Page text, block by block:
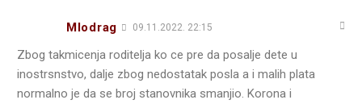
MIodrag 09.11.2022. 22:15
Zbog takmicenja roditelja ko ce pre da posalje dete u
inostrsnstvo, dalje zbog nedostatak posla a i malih plata
normalno je da se broj stanovnika smanjio. Korona i